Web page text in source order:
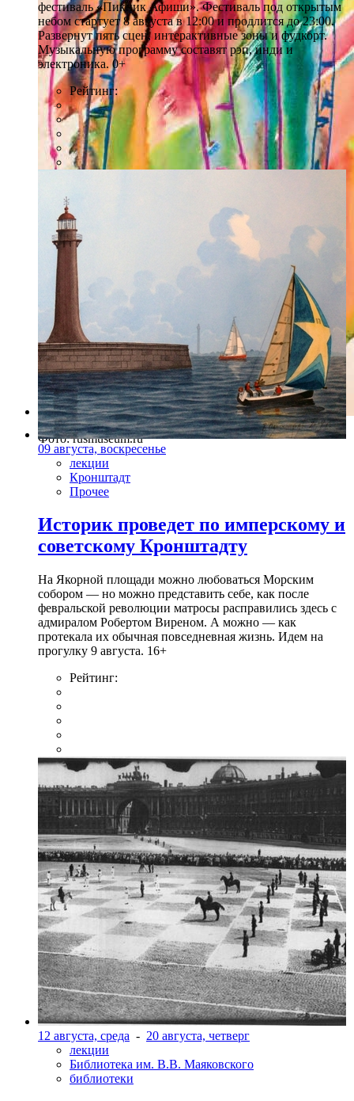
Фото: rusmuseum.ru
фестиваль «Пикник Афиши». Фестиваль под открытым
небом стартует 8 августа в 12:00 и продлится до 23:00.
Развернут пять сцен, интерактивные зоны и фудкорт.
Музыкальную программу составят рэп, инди и
электроника. 0+
Рейтинг:
09 августа, воскресенье
лекции
Кронштадт
Прочее
Историк проведет по имперскому и
советскому Кронштадту
На Якорной площади можно любоваться Морским
собором — но можно представить себе, как после
февральской революции матросы расправились здесь с
адмиралом Робертом Виреном. А можно — как
протекала их обычная повседневная жизнь. Идем на
прогулку 9 августа. 16+
Рейтинг:
12 августа, среда - 20 августа, четверг
лекции
Библиотека им. В.В. Маяковского
библиотеки